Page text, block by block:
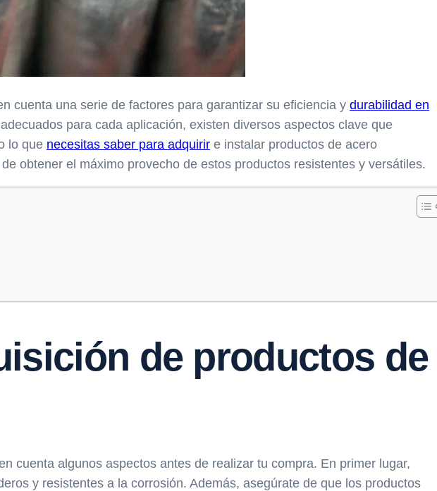
cuenta una serie de factores para garantizar su eficiencia y durabilidad en
para cada aplicación, existen diversos aspectos clave que
lo que necesitas saber para adquirir e instalar productos de acero
obtener el máximo provecho de estos productos resistentes y versátiles.
de productos de
cuenta algunos aspectos antes de realizar tu compra. En primer lugar,
y resistentes a la corrosión. Además, asegúrate de que los productos